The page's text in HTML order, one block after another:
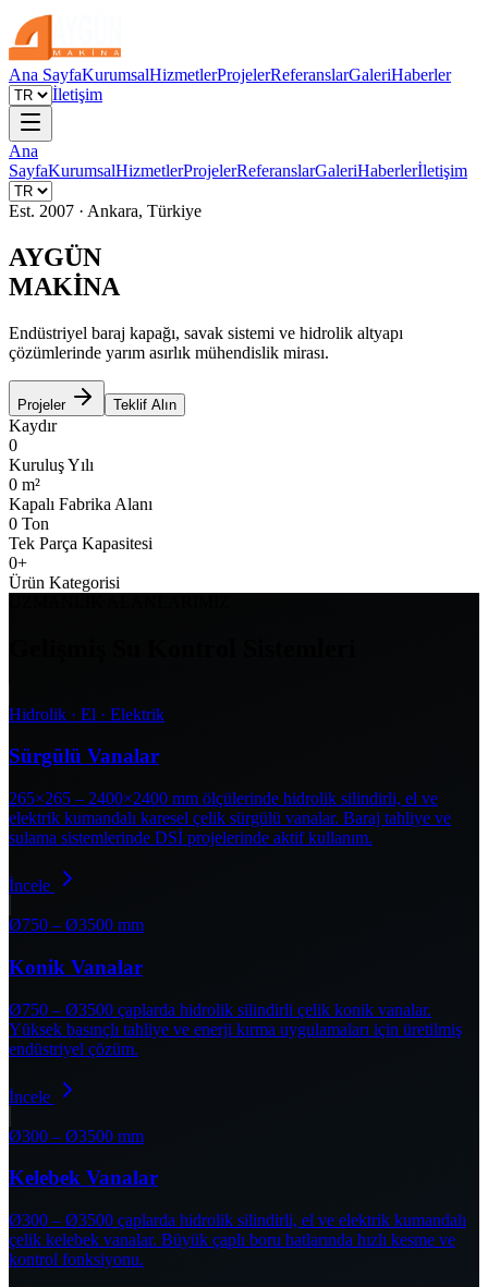
Ana SayfaKurumsalHizmetlerProjelerReferanslarGaleriHaberler
İletişim
Ana
SayfaKurumsalHizmetlerProjelerReferanslarGaleriHaberlerİletişim
Est. 2007 · Ankara, Türkiye
AYGÜN
MAKİNA
Endüstriyel baraj kapağı, savak sistemi ve hidrolik altyapı
çözümlerinde yarım asırlık mühendislik mirası.
Projeler Teklif Alın
Kaydır
0
Kuruluş Yılı
0 m²
Kapalı Fabrika Alanı
0 Ton
Tek Parça Kapasitesi
0+
Ürün Kategorisi
Hidrolik · El · Elektrik
Sürgülü Vanalar
265×265 – 2400×2400 mm ölçülerinde hidrolik silindirli, el ve
elektrik kumandalı karesel çelik sürgülü vanalar. Baraj tahliye ve
sulama sistemlerinde DSİ projelerinde aktif kullanım.
İncele
Ø750 – Ø3500 mm
Konik Vanalar
Ø750 – Ø3500 çaplarda hidrolik silindirli çelik konik vanalar.
Yüksek basınçlı tahliye ve enerji kırma uygulamaları için üretilmiş
endüstriyel çözüm.
İncele
Ø300 – Ø3500 mm
Kelebek Vanalar
Ø300 – Ø3500 çaplarda hidrolik silindirli, el ve elektrik kumandalı
çelik kelebek vanalar. Büyük çaplı boru hatlarında hızlı kesme ve
kontrol fonksiyonu.